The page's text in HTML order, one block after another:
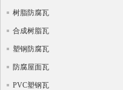
树脂防腐瓦
合成树脂瓦
塑钢防腐瓦
防腐屋面瓦
PVC塑钢瓦